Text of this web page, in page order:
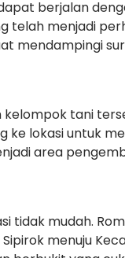
berjalan
telah menjadi
mendampingi
tani
ke lokasi untuk
area
tidak mudah.
menuju